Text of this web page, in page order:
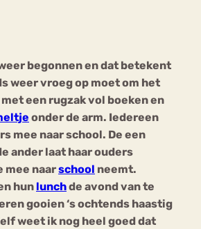
begonnen en dat betekent
weer vroeg op moet om het
een rugzak vol boeken en
onder de arm. Iedereen
mee naar school. De een
ander laat haar ouders
mee naarschool neemt.
hun lunchde avond van te
gooien ‘s ochtends haastig
weet ik nog heel goed dat
Chat
Forum
Anorexia Nervosa
Sport
Trauma
Afvallen Angst